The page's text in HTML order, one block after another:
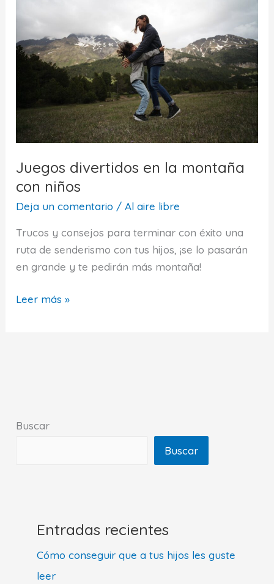
bosque
con
niños
Juegos divertidos en la montaña
con niños
Deja un comentario /Al aire libre
Trucos y consejos para terminar con éxito una
ruta de senderismo con tus hijos, ¡se lo pasarán
en grande y te pedirán más montaña!
Juegos
Leer más »
Buscar
Buscar
Entradas recientes
Cómo conseguir que a tus hijos les guste
leer